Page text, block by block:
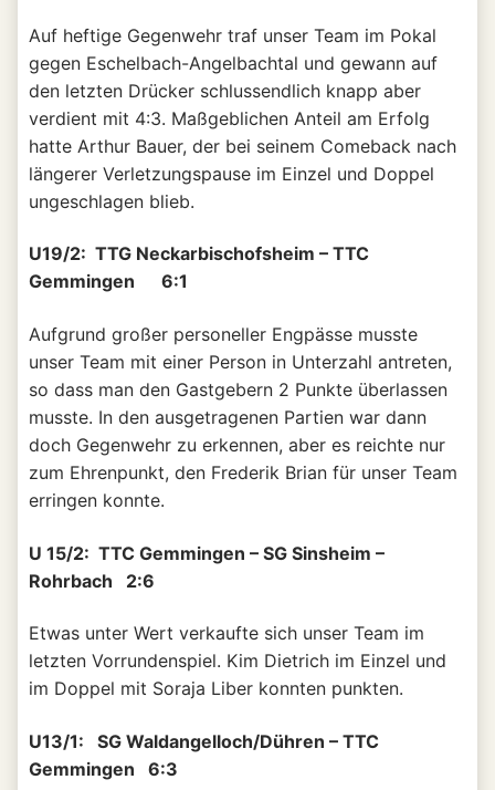
Auf heftige Gegenwehr traf unser Team im Pokal
gegen Eschelbach-Angelbachtal und gewann auf
den letzten Drücker schlussendlich knapp aber
verdient mit 4:3. Maßgeblichen Anteil am Erfolg
hatte Arthur Bauer, der bei seinem Comeback nach
längerer Verletzungspause im Einzel und Doppel
ungeschlagen blieb.
U19/2: TTG Neckarbischofsheim – TTC
Gemmingen 6:1
Aufgrund großer personeller Engpässe musste
unser Team mit einer Person in Unterzahl antreten,
so dass man den Gastgebern 2 Punkte überlassen
musste. In den ausgetragenen Partien war dann
doch Gegenwehr zu erkennen, aber es reichte nur
zum Ehrenpunkt, den Frederik Brian für unser Team
erringen konnte.
U 15/2: TTC Gemmingen – SG Sinsheim –
Rohrbach 2:6
Etwas unter Wert verkaufte sich unser Team im
letzten Vorrundenspiel. Kim Dietrich im Einzel und
im Doppel mit Soraja Liber konnten punkten.
U13/1: SG Waldangelloch/Dühren – TTC
Gemmingen 6:3